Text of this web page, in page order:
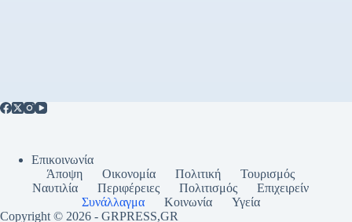
Επικοινωνία
Άποψη
Οικονομία Πολιτική
Τουρισμός
Ναυτιλία
Περιφέρειες Πολιτισμός
Επιχειρείν
Συνάλλαγμα
Κοινωνία
Υγεία
Copyright © 2026 - GRPRESS,GR